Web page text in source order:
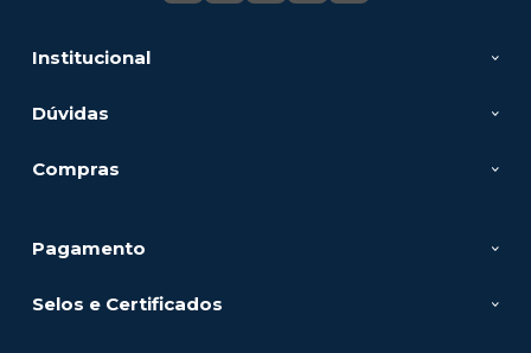
Institucional
Dúvidas
Compras
Pagamento
Selos e Certificados